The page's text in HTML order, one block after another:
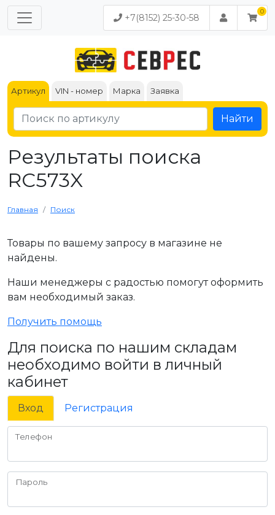
+7(8152) 25-30-58
Артикул VIN - номер Марка Заявка
Найти
Результаты поиска
RC573X
Главная Поиск
Товары по вашему запросу в магазине не
найдены.
Наши менеджеры с радостью помогут оформить
вам необходимый заказ.
Получить помощь
Для поиска по нашим складам
необходимо войти в личный
кабинет
Вход Регистрация
Телефон
Пароль